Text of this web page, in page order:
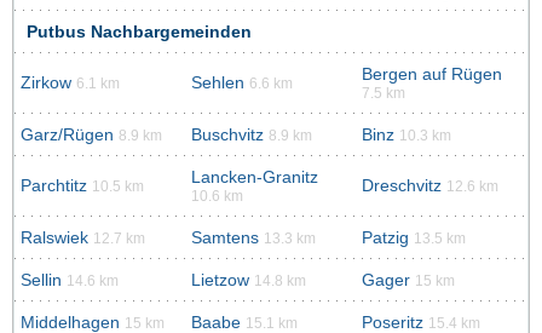
Putbus Nachbargemeinden
Zirkow 6.1 km Sehlen 6.6 km Bergen auf Rügen
7.5 km
Garz/Rügen 8.9 km Buschvitz 8.9 km Binz 10.3 km
Parchtitz 10.5 km Lancken-Granitz
10.6 km
Dreschvitz 12.6 km
Ralswiek 12.7 km Samtens 13.3 km Patzig 13.5 km
Sellin 14.6 km Lietzow 14.8 km Gager 15 km
Middelhagen 15 km Baabe 15.1 km Poseritz 15.4 km